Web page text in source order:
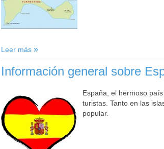
Leer más
Información general sobre
España, el hermoso
turistas. Tanto en las
popular.